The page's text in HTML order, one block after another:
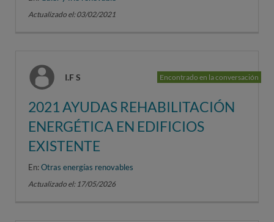
Actualizado el: 03/02/2021
I.F S Encontrado en la conversación
2021 AYUDAS REHABILITACIÓN
ENERGÉTICA EN EDIFICIOS
EXISTENTE
En:Otras energías renovables
Actualizado el: 17/05/2026